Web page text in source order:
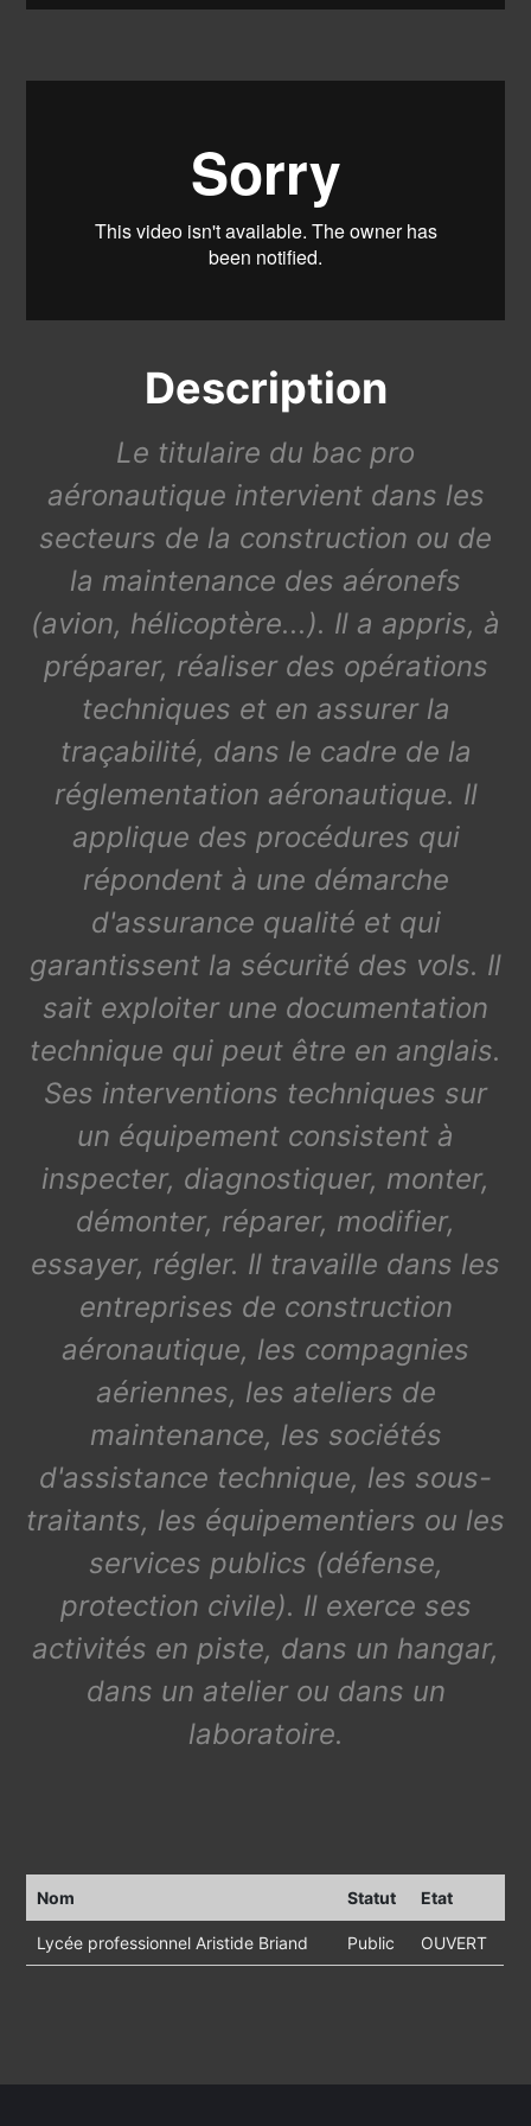
Description
Le titulaire du bac pro
aéronautique intervient dans les
secteurs de la construction ou de
la maintenance des aéronefs
(avion, hélicoptère...). Il a appris, à
préparer, réaliser des opérations
techniques et en assurer la
traçabilité, dans le cadre de la
réglementation aéronautique. Il
applique des procédures qui
répondent à une démarche
d'assurance qualité et qui
garantissent la sécurité des vols. Il
sait exploiter une documentation
technique qui peut être en anglais.
Ses interventions techniques sur
un équipement consistent à
inspecter, diagnostiquer, monter,
démonter, réparer, modifier,
essayer, régler. Il travaille dans les
entreprises de construction
aéronautique, les compagnies
aériennes, les ateliers de
maintenance, les sociétés
d'assistance technique, les sous-
traitants, les équipementiers ou les
services publics (défense,
protection civile). Il exerce ses
activités en piste, dans un hangar,
dans un atelier ou dans un
laboratoire.
Nom Statut Etat
Lycée professionnel Aristide Briand Public OUVERT